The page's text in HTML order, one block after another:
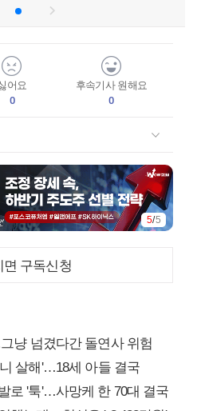
어요
0
후속기사 원해요
0
5/5
면 구독신청
냥 넘겼다간 돌연사 위험
살해'…18세 아들 결국
로 '툭'…사망케 한 70대 결국